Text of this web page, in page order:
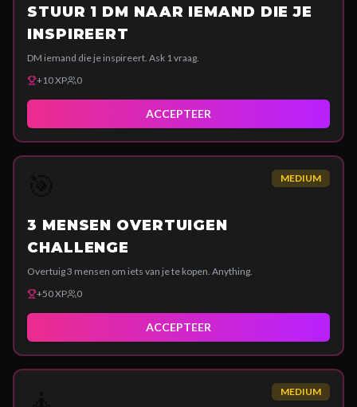
STUUR 1 DM NAAR IEMAND DIE JE
INSPIREERT
DM iemand die je inspireert. Ask 1 vraag.
+10XP 0
ACCEPTEER
MEDIUM
3 MENSEN OVERTUIGEN
CHALLENGE
Overtuig 3 mensen om iets van je te kopen. Anything.
+50XP 0
ACCEPTEER
MEDIUM